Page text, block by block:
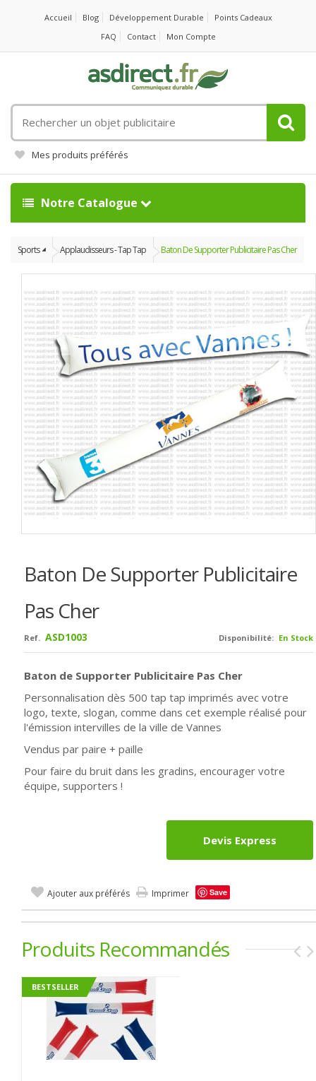
Accueil Blog Développement Durable
Points Cadeaux
FAQ
Contact Mon Compte
un
objet
publicitaire
Mes produits préférés
Notre Catalogue
Sports Applaudisseurs - Tap Tap Baton De Supporter Publicitaire Pas Cher
Baton De Supporter Publicitaire
Pas Cher
Disponibilité: En Stock
Ref. ASD1003
Baton de Supporter Publicitaire Pas Cher
Personnalisation dès 500 tap tap imprimés avec votre
logo, texte, slogan, comme dans cet exemple réalisé pour
l'émission intervilles de la ville de Vannes
Vendus par paire + paille
Pour faire du bruit dans les gradins, encourager votre
équipe, supporters !
Devis Express
Ajouter aux préférés Imprimer Save
Produits Recommandés
BESTSELLER